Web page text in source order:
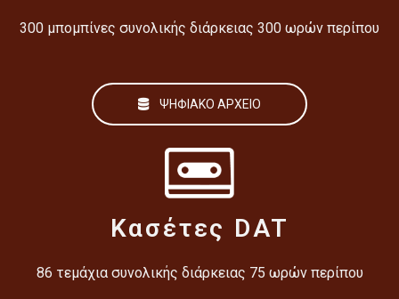
300 μπομπίνες συνολικής διάρκειας 300 ωρών περίπου
ΨΗΦΙΑΚΟ ΑΡΧΕΙΟ
Κασέτες DAT
86 τεμάχια συνολικής διάρκειας 75 ωρών περίπου